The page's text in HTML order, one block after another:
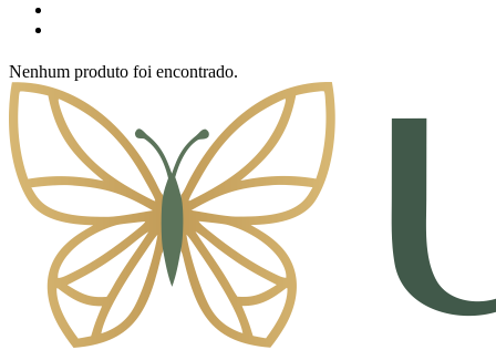
Nenhum produto foi encontrado.